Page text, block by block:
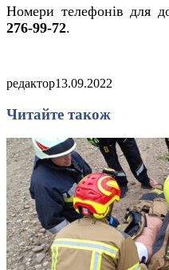
Номери телефонів для
276-99-72.
редактор13.09.2022
Читайте також